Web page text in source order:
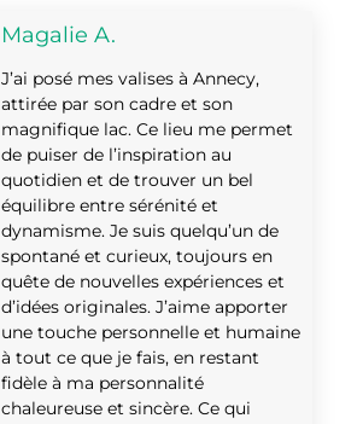
Magalie A.
J’ai posé mes valises à Annecy,
attirée par son cadre et son
magnifique lac. Ce lieu me permet
de puiser de l’inspiration au
quotidien et de trouver un bel
équilibre entre sérénité et
dynamisme. Je suis quelqu’un de
spontané et curieux, toujours en
quête de nouvelles expériences et
d’idées originales. J’aime apporter
une touche personnelle et humaine
à tout ce que je fais, en restant
fidèle à ma personnalité
chaleureuse et sincère. Ce qui